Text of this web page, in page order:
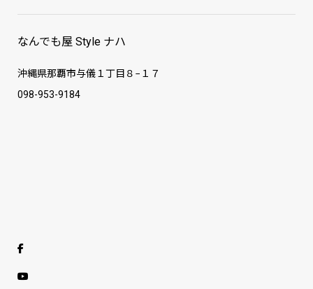
なんでも屋 Style ナハ
沖縄県那覇市与儀１丁目８−１７
098-953-9184